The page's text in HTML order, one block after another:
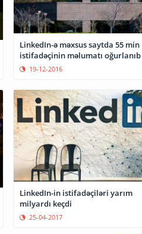
LinkedIn-ə məxsus saytda 55 min
istifadəçinin məlumatı oğurlanıb
19-12-2016
LinkedIn-in istifadəçiləri yarım
milyardı keçdi
25-04-2017